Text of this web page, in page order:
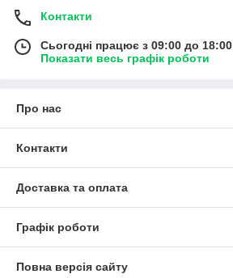
Контакти
Сьогодні працює з 09:00 до 18:00
Показати весь графік роботи
Про нас
Контакти
Доставка та оплата
Графік роботи
Повна версія сайту